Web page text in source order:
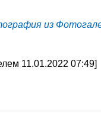
из
11.01.2022 07:49]